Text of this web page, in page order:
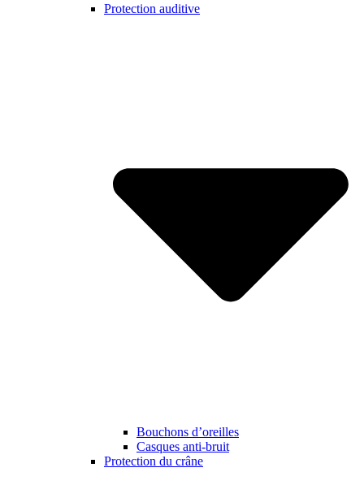
Protection auditive
Bouchons d’oreilles
Casques anti-bruit
Protection du crâne